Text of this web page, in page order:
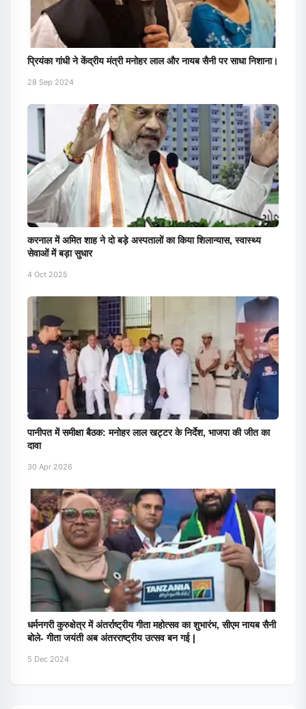
प्रियंका गांधी ने केंद्रीय मंत्री मनोहर लाल और नायब सैनी पर साधा निशाना।
28 Sep 2024
करनाल में अमित शाह ने दो बड़े अस्पतालों का किया शिलान्यास, स्वास्थ्य
सेवाओं में बड़ा सुधार
4 Oct 2025
पानीपत में समीक्षा बैठक: मनोहर लाल खट्टर के निर्देश, भाजपा की जीत का
दावा
30 Apr 2026
धर्मनगरी कुरुक्षेत्र में अंतर्राष्ट्रीय गीता महोत्सव का शुभारंभ, सीएम नायब सैनी
बोले- गीता जयंती अब अंतरराष्ट्रीय उत्सव बन गई |
5 Dec 2024